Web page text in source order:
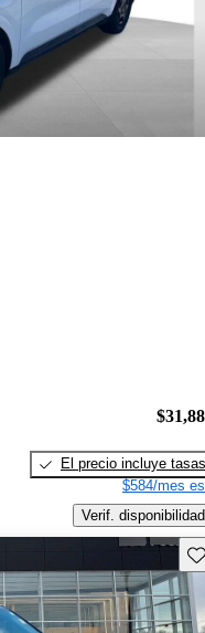
El precio incluye tasas
$584/mes
Verif. disponibilidad